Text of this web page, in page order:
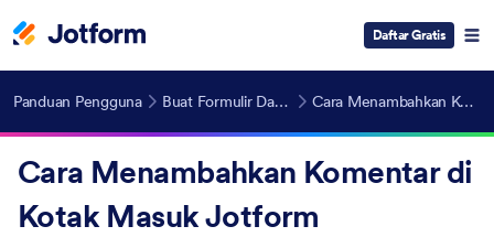
Daftar Gratis
Panduan Pengguna Buat Formulir Dapat Diakses Oleh Siapapun Cara Menambahkan Komentar di Kotak Masuk Jotform
Cara Menambahkan Komentar di
Kotak Masuk Jotform